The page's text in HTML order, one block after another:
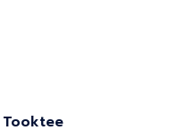
Tooktee